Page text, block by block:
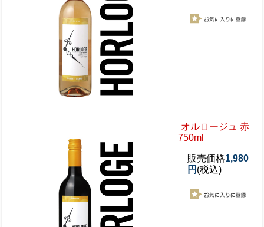
オルロージュ 赤
750ml
販売価格1,980
円 (税込)